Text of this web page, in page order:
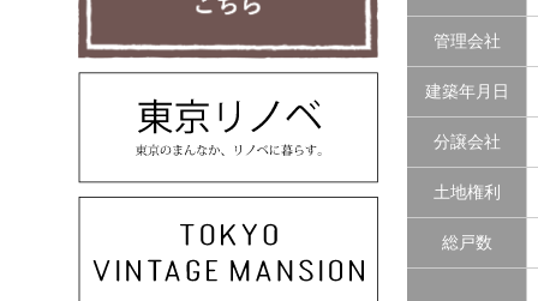
管理会社
建築年月日
分譲会社
土地権利
総戸数